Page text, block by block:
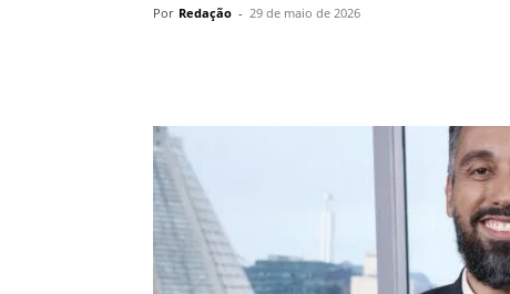
Por Redação - 29 de maio de 2026